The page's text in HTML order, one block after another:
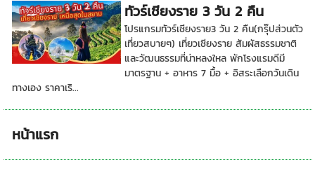
ทัวร์เชียงราย 3 วัน 2 คืน
โปรแกรมทัวร์เชียงราย3 วัน 2 คืน(กรุ๊ปส่วนตัว
เที่ยวสบายๆ) เที่ยวเชียงราย สัมผัสธรรมชาติ
และวัฒนธรรมที่น่าหลงใหล พักโรงแรมดีมี
มาตรฐาน + อาหาร 7 มื้อ + อิสระเลือกวันเดิน
ทางเอง ราคาเริ...
หน้าแรก